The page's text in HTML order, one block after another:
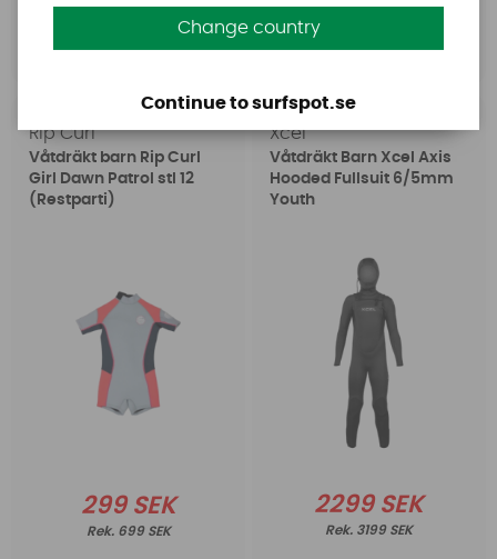
Köp! Köp!
Rip Curl
Våtdräkt barn Rip Curl
Girl Dawn Patrol stl 12
(Restparti)
299 SEK
699 SEK
Xcel
Våtdräkt Barn Xcel Axis
Hooded Fullsuit 6/5mm
Youth
2299 SEK
3199 SEK
Change country
Continue to surfspot.se